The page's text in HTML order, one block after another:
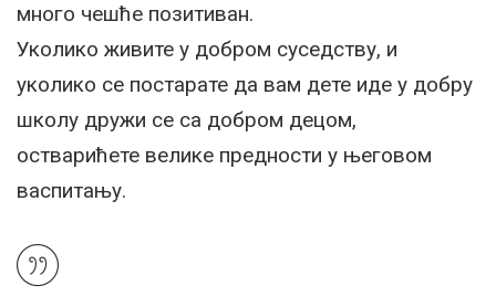
много чешће позитиван.
Уколико живите у добром суседству, и
уколико се постарате да вам дете иде у добру
школу дружи се са добром децом,
остварићете велике предности у његовом
васпитању.